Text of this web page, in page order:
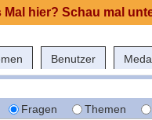
Benutzer
Fragen Themen
hier? Schau mal